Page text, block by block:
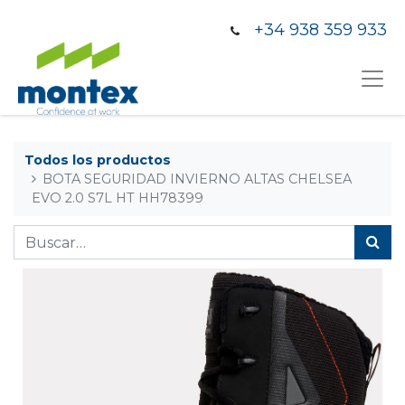
+34 938 359 933
Todos los productos
BOTA SEGURIDAD INVIERNO ALTAS CHELSEA
EVO 2.0 S7L HT HH78399